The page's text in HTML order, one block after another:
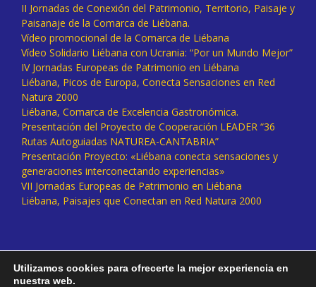
II Jornadas de Conexión del Patrimonio, Territorio, Paisaje y
Paisanaje de la Comarca de Liébana.
Vídeo promocional de la Comarca de Liébana
Vídeo Solidario Liébana con Ucrania: “Por un Mundo Mejor”
IV Jornadas Europeas de Patrimonio en Liébana
Liébana, Picos de Europa, Conecta Sensaciones en Red
Natura 2000
Liébana, Comarca de Excelencia Gastronómica.
Presentación del Proyecto de Cooperación LEADER “36
Rutas Autoguiadas NATUREA-CANTABRIA”
Presentación Proyecto: «Liébana conecta sensaciones y
generaciones interconectando experiencias»
VII Jornadas Europeas de Patrimonio en Liébana
Liébana, Paisajes que Conectan en Red Natura 2000
Utilizamos cookies para ofrecerte la mejor experiencia en
nuestra web.